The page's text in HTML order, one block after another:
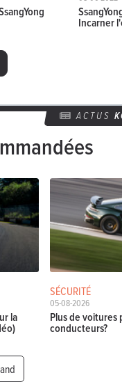
Incarner
ACTUS
la
SÉCURITÉ
05-08-2026
Plus de voitures
conducteurs?